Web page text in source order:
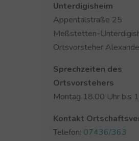
Unterdigisheim
Appentalstraße 25
Meßstetten-
Ortsvorsteher
Sprechzeiten des
Ortsvorstehers
Montag 18.00 Uhr bis
Kontakt
Telefon: 07436/363